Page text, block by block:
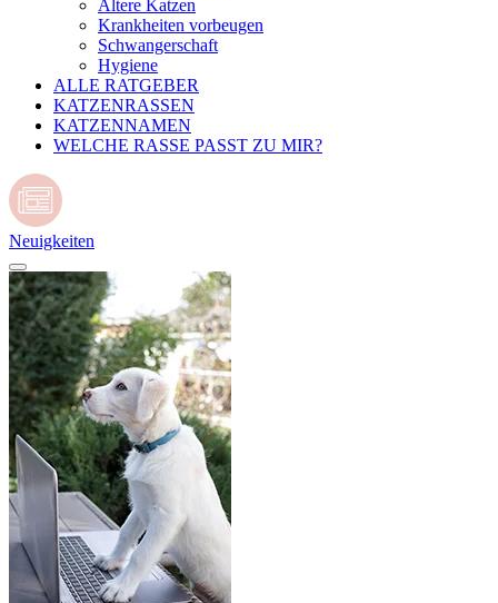
Ältere Katzen
Krankheiten vorbeugen
Schwangerschaft
Hygiene
ALLE RATGEBER
KATZENRASSEN
KATZENNAMEN
WELCHE RASSE PASST ZU MIR?
Neuigkeiten